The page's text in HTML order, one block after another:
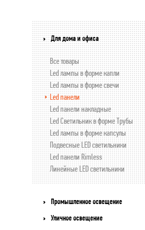
Для дома и офиса
Все товары
Led лампы в форме капли
Led лампы в форме свечи
Led панели
Led панели накладные
Led Светильник в форме Трубы
Led лампы в форме капсулы
Подвесные LED светильники
Led панели Rimless
Линейные LED светильники
Промышленное освещение
Уличное освещение